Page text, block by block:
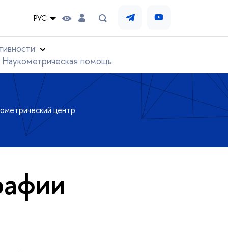
РУС
Наукометрическая помощь
центр